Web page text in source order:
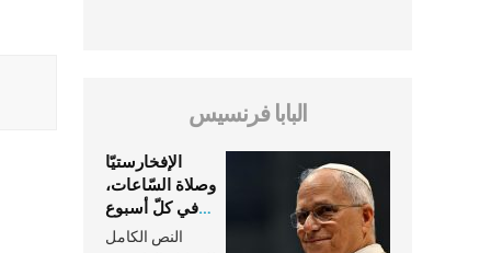
البابا فرنسيس
الإفخارستيّا
وصلاة السّاعات،
في كلّ أسبوع
وكلّ يوم، هما
النص الكامل